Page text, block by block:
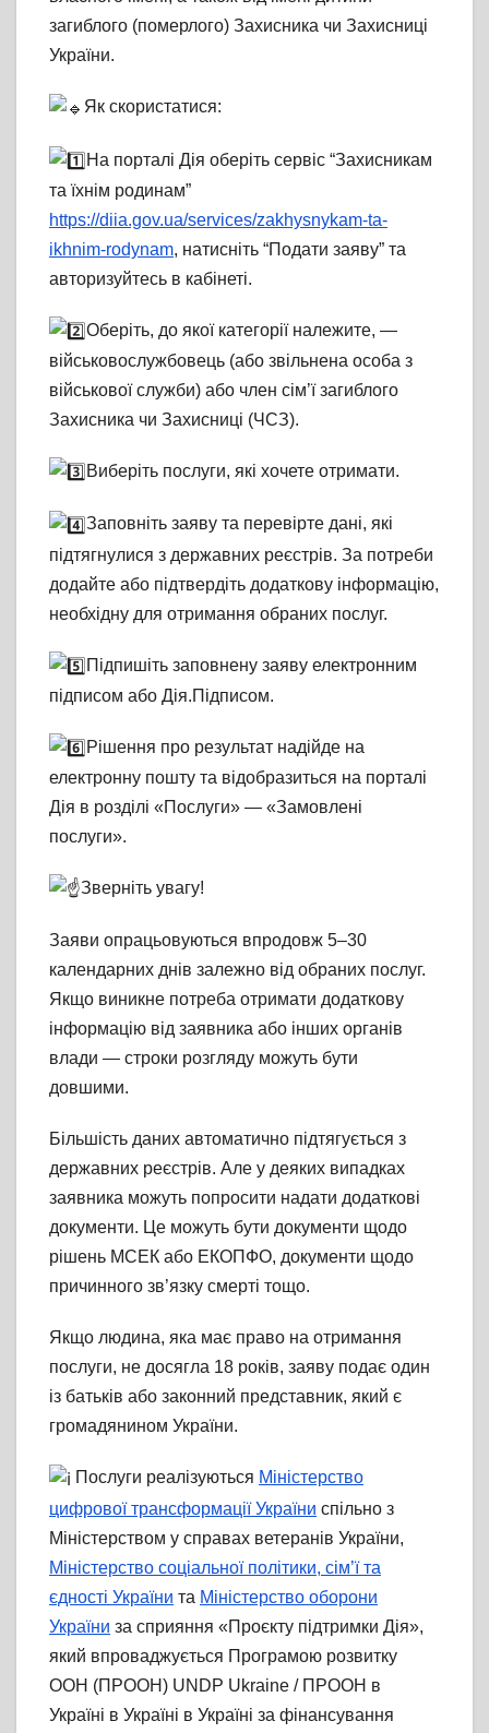
загиблого (померлого) Захисника чи Захисниці
України.
Як скористатися:
На порталі Дія оберіть сервіс “Захисникам
та їхнім родинам”
https://diia.gov.ua/services/zakhysnykam-ta-
ikhnim-rodynam, натисніть “Подати заяву” та
авторизуйтесь в кабінеті.
Оберіть, до якої категорії належите, —
військовослужбовець (або звільнена особа з
військової служби) або член сім’ї загиблого
Захисника чи Захисниці (ЧСЗ).
Виберіть послуги, які хочете отримати.
Заповніть заяву та перевірте дані, які
підтягнулися з державних реєстрів. За потреби
додайте або підтвердіть додаткову інформацію,
необхідну для отримання обраних послуг.
Підпишіть заповнену заяву електронним
підписом або Дія.Підписом.
Рішення про результат надійде на
електронну пошту та відобразиться на порталі
Дія в розділі «Послуги» — «Замовлені
послуги».
Зверніть увагу!
Заяви опрацьовуються впродовж 5–30
календарних днів залежно від обраних послуг.
Якщо виникне потреба отримати додаткову
інформацію від заявника або інших органів
влади — строки розгляду можуть бути
довшими.
Більшість даних автоматично підтягується з
державних реєстрів. Але у деяких випадках
заявника можуть попросити надати додаткові
документи. Це можуть бути документи щодо
рішень МСЕК або ЕКОПФО, документи щодо
причинного зв’язку смерті тощо.
Якщо людина, яка має право на отримання
послуги, не досягла 18 років, заяву подає один
із батьків або законний представник, який є
громадянином України.
Послуги реалізуються Міністерство
цифрової трансформації України спільно з
Міністерством у справах ветеранів України,
Міністерство соціальної політики, сім’ї та
єдності України та Міністерство оборони
України за сприяння «Проєкту підтримки Дія»,
який впроваджується Програмою розвитку
ООН (ПРООН) UNDP Ukraine / ПРООН в
Україні в Україні в Україні за фінансування